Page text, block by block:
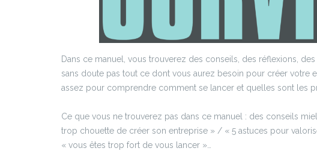
Dans ce manuel, vous trouverez des conseils, des réflexions, des
sans doute pas tout ce dont vous aurez besoin pour créer votre
assez pour comprendre comment se lancer et quelles sont les
Ce que vous ne trouverez pas dans ce manuel : des conseils
trop chouette de créer son entreprise » / « 5 astuces pour
« vous êtes trop fort de vous lancer »…